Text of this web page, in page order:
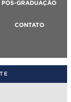
PÓS-GRADUAÇÃO
CONTATO